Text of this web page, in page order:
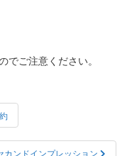
でご注意ください。
カンドインプレッション